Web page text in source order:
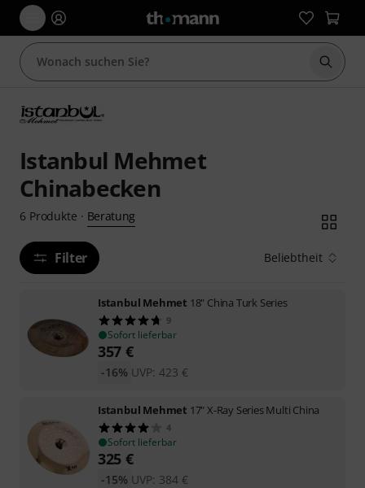
Suche
Istanbul Mehmet
Chinabecken
6 Produkte · Beratung
Filter Beliebtheit
Istanbul Mehmet 18" China Turk Series
9
Sofort lieferbar
357 €
UVP: 423 €
-16%
Istanbul Mehmet 17" X-Ray Series Multi China
4
Sofort lieferbar
325 €
UVP: 384 €
-15%